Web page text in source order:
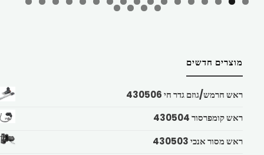
מוצרים חדשים
ראש חרמש/גוזם גדר חי 430506
ראש קומפרסור 430504
ראש מסור אנכי 430503